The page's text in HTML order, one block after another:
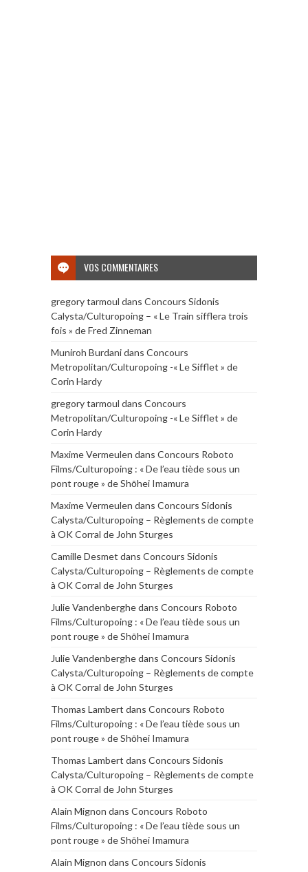
VOS COMMENTAIRES
gregory tarmoul dans Concours Sidonis
Calysta/Culturopoing – « Le Train sifflera trois
fois » de Fred Zinneman
Muniroh Burdanidans Concours
Metropolitan/Culturopoing -« Le Sifflet » de
Corin Hardy
gregory tarmoul dans Concours
Metropolitan/Culturopoing -« Le Sifflet » de
Corin Hardy
Maxime Vermeulen dans Concours Roboto
Films/Culturopoing : « De l’eau tiède sous un
pont rouge » de Shōhei Imamura
Maxime Vermeulen dans Concours Sidonis
Calysta/Culturopoing – Règlements de compte
à OK Corral de John Sturges
Camille Desmet dans Concours Sidonis
Calysta/Culturopoing – Règlements de compte
à OK Corral de John Sturges
Julie Vandenberghedans Concours Roboto
Films/Culturopoing : « De l’eau tiède sous un
pont rouge » de Shōhei Imamura
Julie Vandenberghedans Concours Sidonis
Calysta/Culturopoing – Règlements de compte
à OK Corral de John Sturges
Thomas Lambert dans Concours Roboto
Films/Culturopoing : « De l’eau tiède sous un
pont rouge » de Shōhei Imamura
Thomas Lambert dans Concours Sidonis
Calysta/Culturopoing – Règlements de compte
à OK Corral de John Sturges
Alain Mignon dans Concours Roboto
Films/Culturopoing : « De l’eau tiède sous un
pont rouge » de Shōhei Imamura
Alain Mignon dans Concours Sidonis